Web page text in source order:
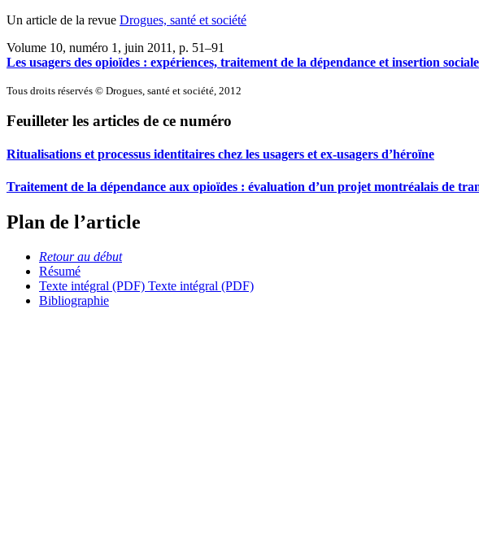
Un article de la revue Drogues, santé et société
Volume 10, numéro 1, juin 2011 , p. 51–91
Les usagers des opioïdes : expériences, traitement de la dépendance et insertion sociale
Tous droits réservés © Drogues, santé et société, 2012
Feuilleter les articles de ce numéro
Ritualisations et processus identitaires chez les usagers et ex-usagers d’héroïne
Traitement de la dépendance aux opioïdes : évaluation d’un projet montréalais de
Plan de l’article
Retour au début
Résumé
Texte intégral (PDF) Texte intégral (PDF)
Bibliographie